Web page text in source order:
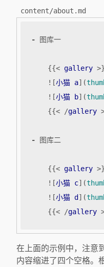
content/about.md
-
    {{
< gallery >
    ![
小猫 a](
    ![
小猫 b](
    {{
< /gallery
-
    {{
< gallery >
    ![
小猫 c](
    ![
小猫 d ](
    {{
< /gallery
在上面的示例中，注意
内容缩进了四个空格。